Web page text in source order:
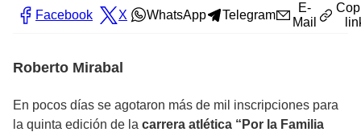
Facebook X WhatsApp Telegram
E-
Mail
Roberto Mirabal
En pocos días se agotaron más de mil inscripciones para
la quinta edición de la carrera atlética “Por la Familia